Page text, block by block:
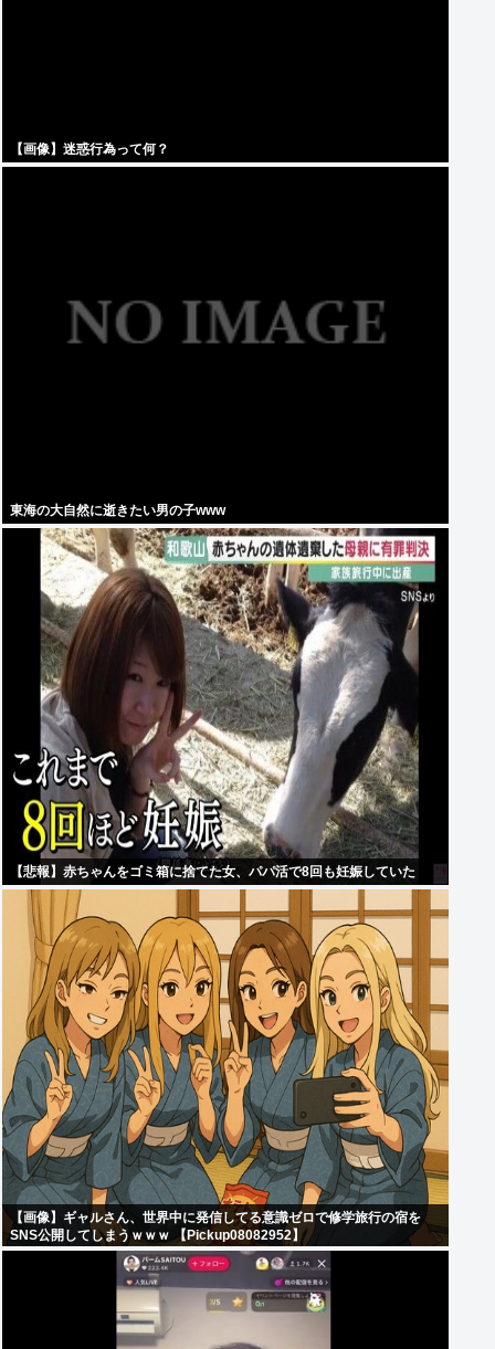
【画像】迷惑行為って何？
東海の大自然に逝きたい男の子www
【悲報】赤ちゃんをゴミ箱に捨てた女、パパ活で8回も妊娠していた
【画像】ギャルさん、世界中に発信してる意識ゼロで修学旅行の宿を
SNS公開してしまうｗｗｗ 【Pickup08082952】